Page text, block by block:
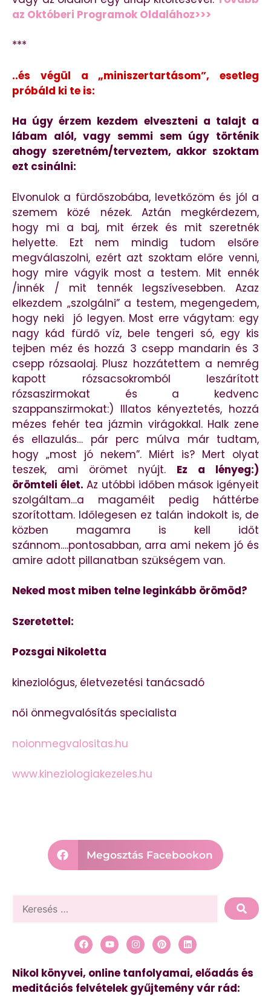
az Októberi Programok Oldalához>>>
***
..és végül a „miniszertartásom”, esetleg
próbáld ki te is:
Ha úgy érzem kezdem elveszteni a talajt a
lábam alól, vagy semmi sem úgy történik
ahogy szeretném/terveztem, akkor szoktam
ezt csinálni:
Elvonulok a fürdőszobába, levetkőzöm és jól a
szemem közé nézek. Aztán megkérdezem,
hogy mi a baj, mit érzek és mit szeretnék
helyette. Ezt nem mindig tudom elsőre
megválaszolni, ezért azt szoktam előre venni,
hogy mire vágyik most a testem. Mit ennék
/innék / mit tennék legszívesebben. Azaz
elkezdem „szolgálni” a testem, megengedem,
hogy neki jó legyen. Most erre vágytam: egy
nagy kád fürdő víz, bele tengeri só, egy kis
tejben méz és hozzá 3 csepp mandarin és 3
csepp rózsaolaj. Plusz hozzátettem a nemrég
kapott rózsacsokromból leszárított
rózsaszirmokat és a kedvenc
szappanszirmokat:) Illatos kényeztetés, hozzá
mézes fehér tea jázmin virágokkal. Halk zene
és ellazulás… pár perc múlva már tudtam,
hogy „most jó nekem”. Miért is? Mert olyat
teszek, ami örömet nyújt. Ez a lényeg:)
örömteli élet. Az utóbbi időben mások igényeit
szolgáltam…a magaméit pedig háttérbe
szorítottam. Időlegesen ez talán indokolt is, de
közben magamra is kell időt
szánnom….pontosabban, arra ami nekem jó és
amire adott pillanatban szükségem van.
Neked most miben telne leginkább örömöd?
Szeretettel:
Pozsgai Nikoletta
kineziológus, életvezetési tanácsadó
női önmegvalósítás specialista
noionmegvalositas.hu
www.kineziologiakezeles.hu
Megosztás Facebookon
Nikol könyvei, online tanfolyamai, előadás és
meditációs felvételek gyűjtemény vár rád: